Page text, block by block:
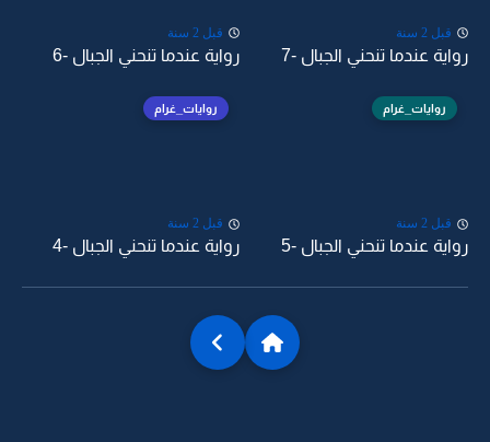
قبل 2 سنة
رواية عندما تنحني الجبال -7
قبل 2 سنة
رواية عندما تنحني الجبال -6
روايات_غرام
قبل 2 سنة
رواية عندما تنحني الجبال -5
روايات_غرام
قبل 2 سنة
رواية عندما تنحني الجبال -4